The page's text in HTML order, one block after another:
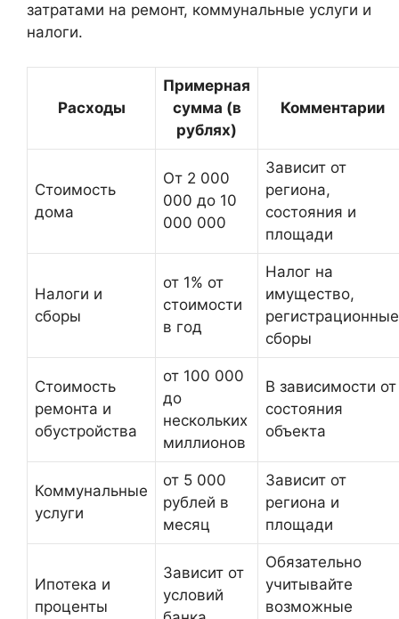
затратами на ремонт, коммунальные услуги и
налоги.
Расходы
Примерная
сумма (в
рублях)
Комментарии
Стоимость
дома
От 2 000
000 до 10
000 000
Зависит от
региона,
состояния и
площади
Налоги и
сборы
от 1% от
стоимости
в год
Налог на
имущество,
регистрационные
сборы
Стоимость
ремонта и
обустройства
от 100 000
до
нескольких
миллионов
В зависимости от
состояния
объекта
Коммунальные
услуги
от 5 000
рублей в
месяц
Зависит от
региона и
площади
Ипотека и
проценты
Зависит от
условий
Обязательно
учитывайте
возможные